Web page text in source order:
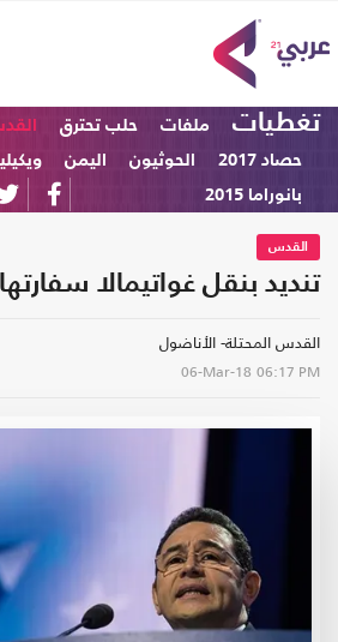
تغطيات ملفات حلب تحترق
حصاد 2017
الحوثيون اليمن
بانوراما 2015
القدس
تنديد بنقل غواتيمالا
القدس المحتلة- الأناضول
06-Mar-18 06:17 PM